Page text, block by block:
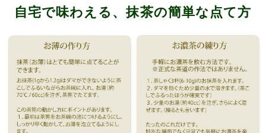
自宅で味わえる、抹茶の簡単な点て方